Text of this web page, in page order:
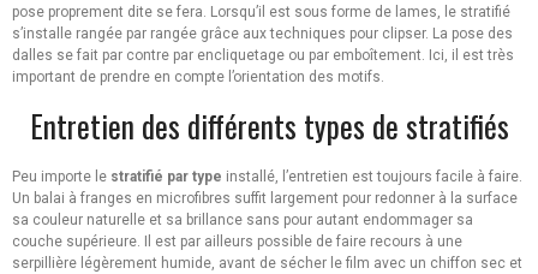
pose proprement dite se fera. Lorsqu’il est sous forme de lames, le stratifié
s’installe rangée par rangée grâce aux techniques pour clipser. La pose des
dalles se fait par contre par encliquetage ou par emboîtement. Ici, il est très
important de prendre en compte l’orientation des motifs.
Entretien des différents types de stratifiés
Peu importe le stratifié par type installé, l’entretien est toujours facile à faire.
Un balai à franges en microfibres suffit largement pour redonner à la surface
sa couleur naturelle et sa brillance sans pour autant endommager sa
couche supérieure. Il est par ailleurs possible de faire recours à une
serpillière légèrement humide, avant de sécher le film avec un chiffon sec et